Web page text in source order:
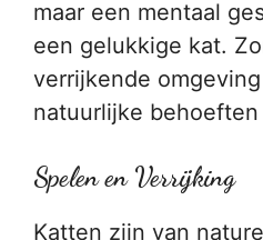
maar een mentaal
een gelukkige kat.
verrijkende
natuurlijke
Spelen en Verrijking
Katten zijn van